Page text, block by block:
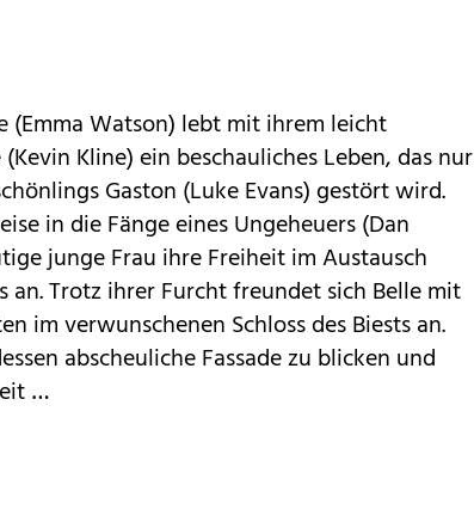
(Emma Watson) lebt mit ihrem leicht
Kline) ein beschauliches Leben, das nur
Gaston (Luke Evans) gestört wird.
in die Fänge eines Ungeheuers (Dan
junge Frau ihre Freiheit im Austausch
an. Trotz ihrer Furcht freundet sich Belle mit
im verwunschenen Schloss des Biests an.
abscheuliche Fassade zu blicken und
…